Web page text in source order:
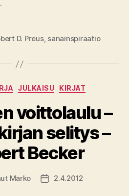
D. Preus, sanainspiraatio
Kategoriat
JULKAISU KIRJAT
voittolaulu –
selitys –
Becker
Marko Julkaisupäivämäärä
2.4.2012